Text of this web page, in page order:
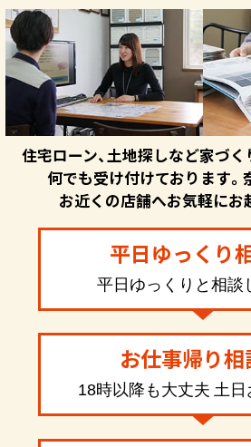
住宅ローン、土地探しなど家づ
何でも受け付けております。
お近くの店舗へお気軽にお
平日ゆっくり
平日ゆっくりと相談
お仕事帰り
18時以降も大丈夫 土